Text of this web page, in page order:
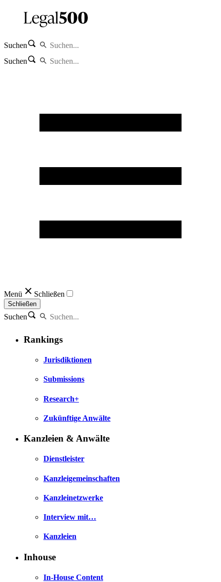
Suchen
Suchen
Menü Schließen
Schließen
Suchen
Rankings
Jurisdiktionen
Submissions
Research+
Zukünftige Anwälte
Kanzleien & Anwälte
Dienstleister
Kanzleigemeinschaften
Kanzleinetzwerke
Interview mit…
Kanzleien
Inhouse
In-House Content